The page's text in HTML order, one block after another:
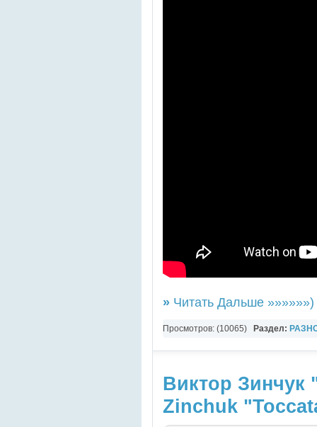
» Читать Дальше »»»»»»)
Просмотров: (10065) Раздел:
Виктор Зинчук
Zinchuk